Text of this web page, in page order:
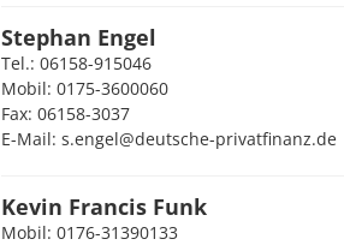
Stephan Engel
Tel.: 06158-915046
Mobil: 0175-3600060
Fax: 06158-3037
E-Mail: s.engel@deutsche-privatfinanz.de
Kevin Francis Funk
Mobil: 0176-31390133